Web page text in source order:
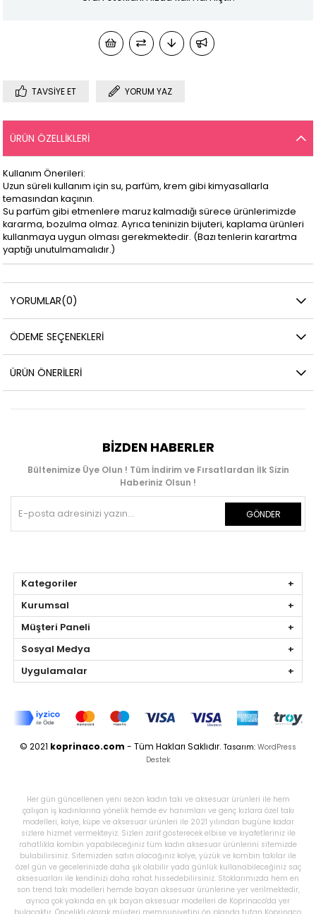
TAVSIYE ET YORUM YAZ
ÜRÜN ÖZELLIKLERI
Kullanım Önerileri:
Uzun süreli kullanım için su, parfüm, krem gibi kimyasallarla
temasından kaçının.
Su parfüm gibi etmenlere maruz kalmadığı sürece ürünlerimizde
kararma, bozulma olmaz. Ayrıca teninizin bijuteri, kaplama ürünleri
kullanmaya uygun olması gerekmektedir. (Bazı tenlerin karartma
yaptığı unutulmamalıdır.)
YORUMLAR(0)
ÖDEME SEÇENEKLERI
ÜRÜN ÖNERILERI
BIZDEN HABERLER
Bültenimize Üye Olun ! Tüm İndirim ve Fırsatlardan İlk Sizin
Haberiniz Olsun !
GÖNDER
Kategoriler
Kurumsal
Müşteri Paneli
Sosyal Medya
Uygulamalar
© 2021 koprinaco.com - Tüm Hakları Saklıdır. Tasarım: WordPress
Destek
Her gün güncellenen yeni sezon kadın takı ve aksesuar ürünleri ile hem
çalışan iş kadınlarına yönelik hemde ev hanımları ve genç kızlara özel takı
modelleri, kolye, küpe ve aksesuar ürünleri ile 2021 yılından bugüne kadar
sizlere hizmet vermekteyiz. Sizleri zarif gösterecek elbise ve kıyafetleriniz ile
rahatlıkla kombin yapabileceğiniz tüm kadın aksesuar ürünlerini sitemizde
bulabilirsiniz. Sitemizden satın alacağınız kolye, yüzük ve kombin takılar ile
özel gün ve gecelerinizde daha şık olabilir yada günlük kullanabileceğiniz saç
aksesuarları ile kendinizi daha rahat hissedebilirsiniz. Stoklarımızda hem en
son trend takı modelleri hemde bayan aksesuar ürünlerine yer verilmektedir,
ayrıca çok yakında en şık bayan aksesuar modelleri de Koprinaco'da yer